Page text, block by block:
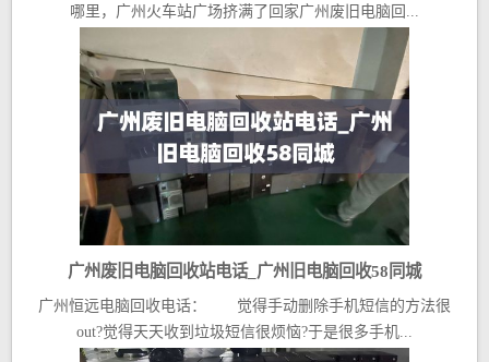
哪里，广州火车站广场挤满了回家广州废旧电脑回...
广州废旧电脑回收站电话_广州旧电脑回收58同城
广州恒远电脑回收电话： 觉得手动删除手机短信的方法很
out?觉得天天收到垃圾短信很烦恼?于是很多手机...